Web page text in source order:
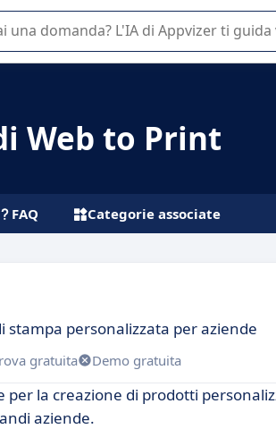
Appvizer vi guida nell'utilizzo o nella
Web to Print
FAQ Categorie associate
stampa personalizzata per aziende
gratuita Demo gratuita
per la creazione di prodotti
aziende.